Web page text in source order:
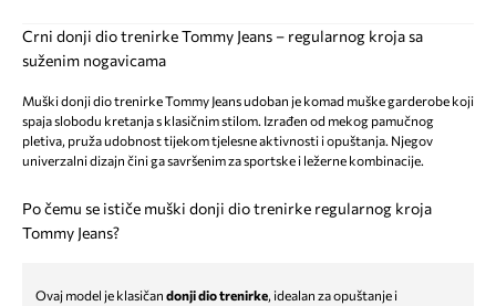
Crni donji dio trenirke Tommy Jeans – regularnog kroja sa
suženim nogavicama
Muški donji dio trenirke Tommy Jeans udoban je komad muške garderobe koji
spaja slobodu kretanja s klasičnim stilom. Izrađen od mekog pamučnog
pletiva, pruža udobnost tijekom tjelesne aktivnosti i opuštanja. Njegov
univerzalni dizajn čini ga savršenim za sportske i ležerne kombinacije.
Po čemu se ističe muški donji dio trenirke regularnog kroja
Tommy Jeans?
Ovaj model je klasičan donji dio trenirke, idealan za opuštanje i